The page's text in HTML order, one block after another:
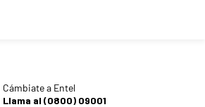
Cámbiate a Entel
Llama al (0800) 09001